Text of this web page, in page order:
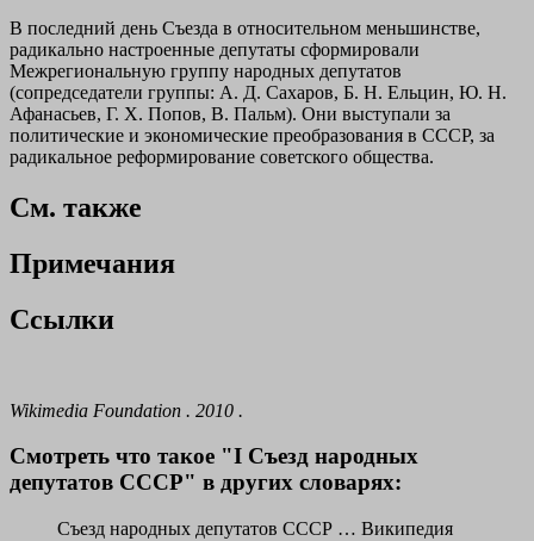
В последний день Съезда в относительном меньшинстве,
радикально настроенные депутаты сформировали
Межрегиональную группу народных депутатов
(сопредседатели группы: А. Д. Сахаров, Б. Н. Ельцин, Ю. Н.
Афанасьев, Г. Х. Попов, В. Пальм). Они выступали за
политические и экономические преобразования в СССР, за
радикальное реформирование советского общества.
См. также
Примечания
Ссылки
Wikimedia Foundation . 2010 .
Смотреть что такое "I Съезд народных
депутатов СССР" в других словарях:
Съезд народных депутатов СССР … Википедия